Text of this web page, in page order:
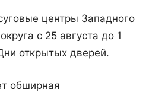
центры Западного
с 25 августа до 1
открытых дверей.
обширная